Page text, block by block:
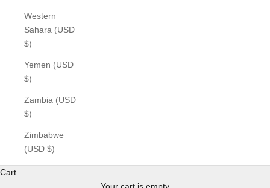
Western
Sahara (USD
$)
Yemen (USD
$)
Zambia (USD
$)
Zimbabwe
(USD $)
Cart
Your cart is empty